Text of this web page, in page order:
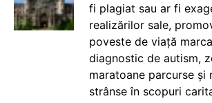
fi plagiat sau ar fi
realizărilor sale,
poveste de viață
diagnostic de autism,
maratoane parcurse și
strânse în scopuri